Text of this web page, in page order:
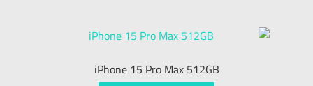
iPhone 15 Pro Max 512GB